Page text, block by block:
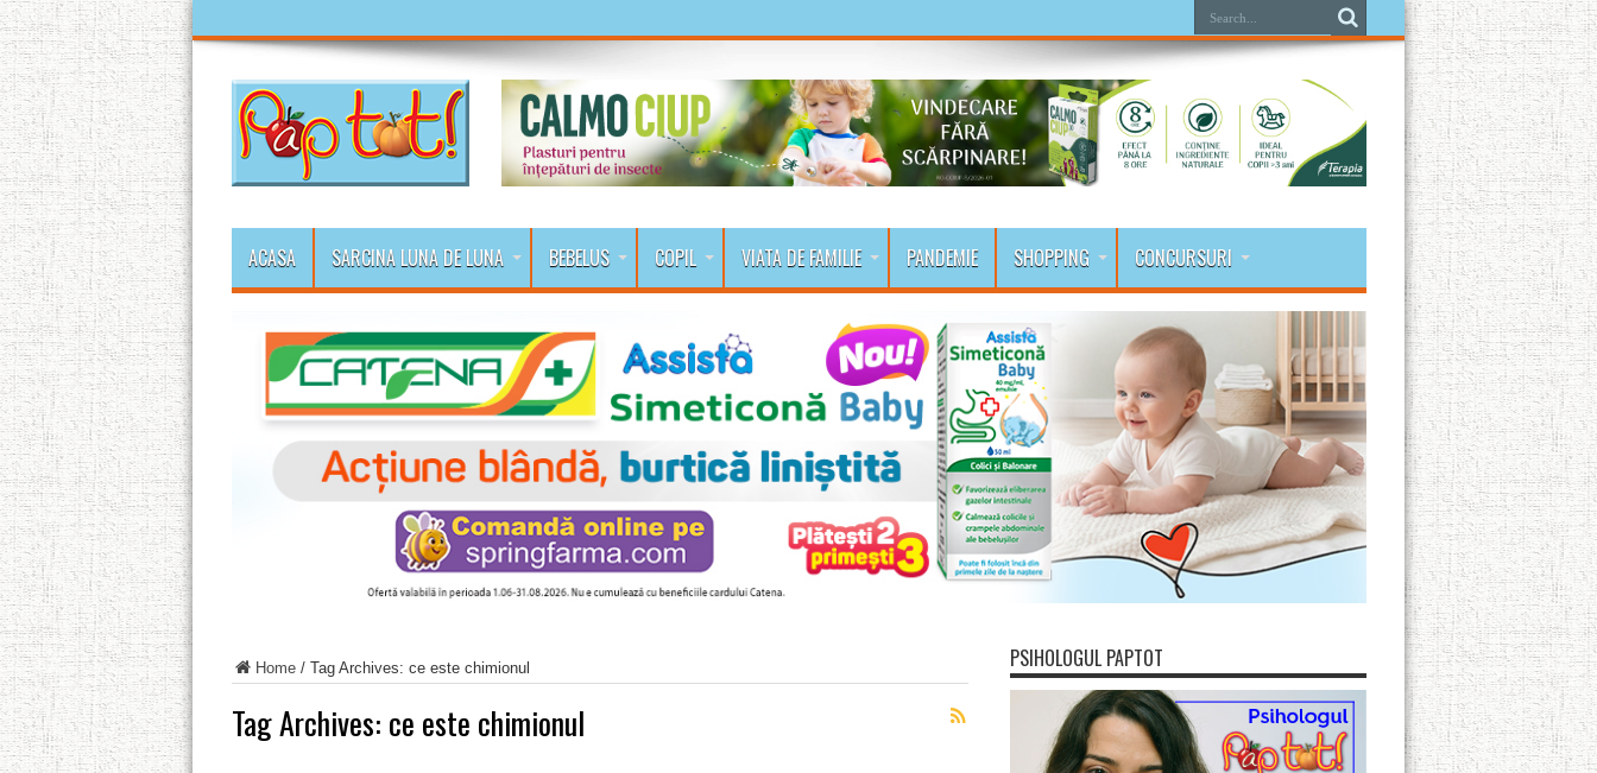
ACASA SARCINA LUNA DE LUNA BEBELUS COPIL VIATA DE FAMILIE PANDEMIE SHOPPING CONCURSURI
Home/ Tag Archives: ce este chimionul
Tag Archives: ce este chimionul
PSIHOLOGUL PAPTOT